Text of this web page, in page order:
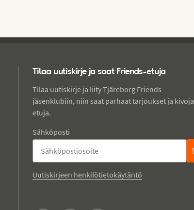
Tilaa uutiskirje ja saat Friends-etuja
Tilaa uutiskirje ja liity Tjäreborg Friends -
jäsenklubiin, niin saat parhaat tarjoukset ja kivoja
etuja.
Sähköposti
Uutiskirjeen henkilötietokäytäntö